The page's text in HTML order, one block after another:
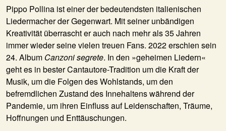
Pippo Pollina ist einer der bedeutendsten italienischen
Liedermacher der Gegenwart. Mit seiner unbändigen
Kreativität überrascht er auch nach mehr als 35 Jahren
immer wieder seine vielen treuen Fans. 2022 erschien sein
24. Album Canzoni segrete. In den »geheimen Liedern«
geht es in bester Cantautore-Tradition um die Kraft der
Musik, um die Folgen des Wohlstands, um den
befremdlichen Zustand des Innehaltens während der
Pandemie, um ihren Einfluss auf Leidenschaften, Träume,
Hoffnungen und Enttäuschungen.